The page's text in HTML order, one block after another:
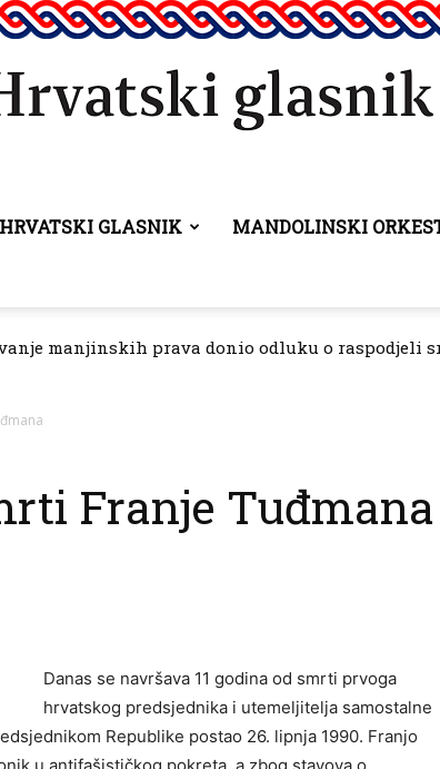
HRVATSKI GLASNIK MANDOLINSKI
manjinskih prava donio odluku o raspodjeli
izložba “Moj grad” povodom 25. obljetnice
Franje Tuđmana
Danas se navršava 11 godina od smrti prvoga
hrvatskog predsjednika i utemeljitelja samostalne
Republike postao 26. lipnja 1990. Franjo